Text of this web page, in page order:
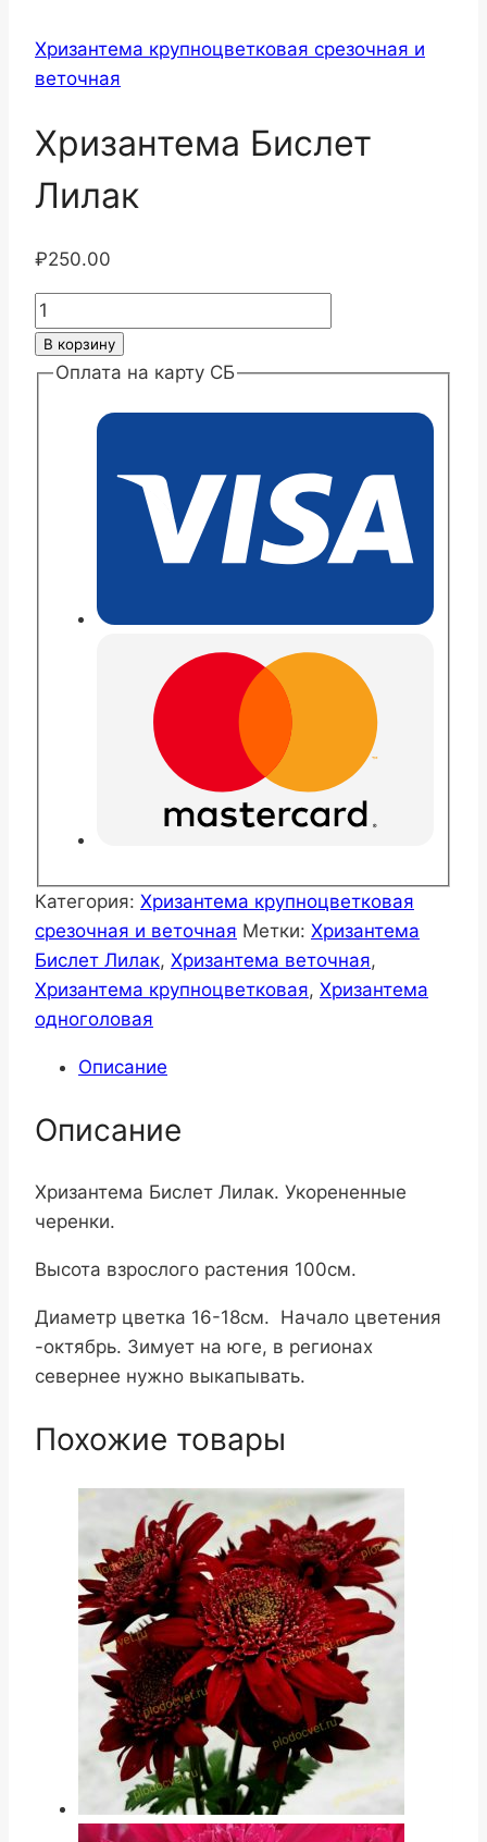
Хризантема крупноцветковая срезочная и
веточная
Хризантема Бислет
Лилак
₽250.00
Количество
товара
Хризантема
В корзину
Оплата на карту СБ
Категория: Хризантема крупноцветковая
срезочная и веточная Метки: Хризантема
Бислет Лилак, Хризантема веточная,
Хризантема крупноцветковая, Хризантема
одноголовая
Описание
Описание
Хризантема Бислет Лилак. Укорененные
черенки.
Высота взрослого растения 100см.
Диаметр цветка 16-18см. Начало цветения
-октябрь. Зимует на юге, в регионах
севернее нужно выкапывать.
Похожие товары